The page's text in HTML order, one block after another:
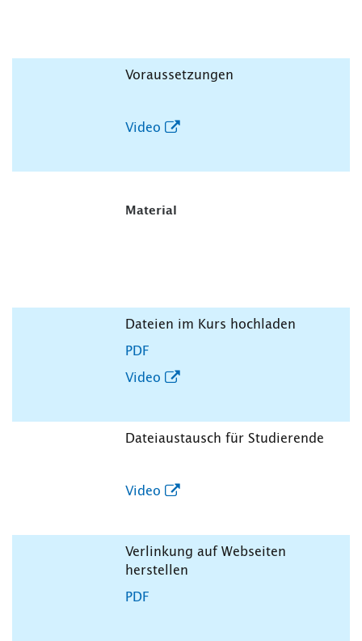
Voraussetzungen
Video
Material
Dateien im Kurs hochladen
PDF
Video
Dateiaustausch für Studierende
Video
Verlinkung auf Webseiten
herstellen
PDF